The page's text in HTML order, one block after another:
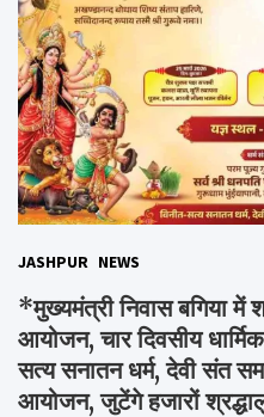
JASHPUR NEWS
*मुख्यमंत्री निवास बगिया में
आयोजन, चार दिवसीय
सत्य सनातन धर्म, देवी संत
आयोजन, जुटेंगे हजारों